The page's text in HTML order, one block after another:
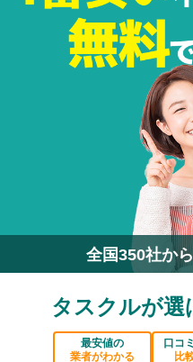
全国350社か
タスクルが選
最安値の
業者がわかる
口コ
比